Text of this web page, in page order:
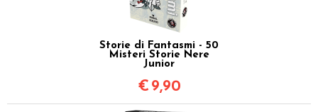
Storie di Fantasmi - 50
Misteri Storie Nere
Junior
€ 9,90